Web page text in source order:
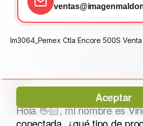
Im3064_Pemex Ctla Encore 500S